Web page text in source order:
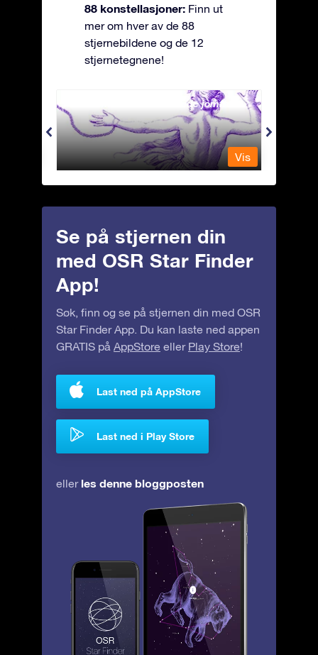
88 konstellasjoner: Finn ut
mer om hver av de 88
stjernebildene og de 12
stjernetegnene!
Andromeda - Den lenkede jomfrua
Vis
Se på stjernen din
med OSR Star Finder
App!
Søk, finn og se på stjernen din med OSR
Star Finder App. Du kan laste ned appen
GRATIS på AppStore eller Play Store!
Last ned på AppStore
Last ned i Play Store
eller les denne bloggposten